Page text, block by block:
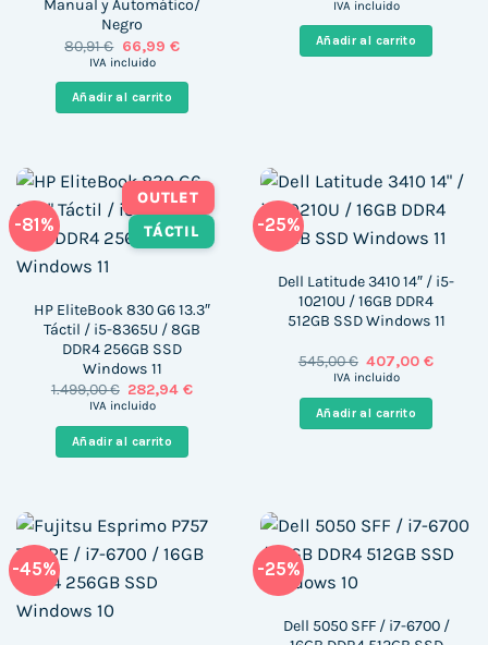
Manual y Automático/
Negro
80,91€ El
precio
era:
80,91 €.
66,99 €El
es:
66,99 €.
IVA incluido
Añadir al carrito
era:
1.363,00 €.
IVA incluido
Añadir al carrito
-81%
OUTLET
TÁCTIL
HP EliteBook 830 G6 13.3″
Táctil / i5-8365U / 8GB
DDR4 256GB SSD
Windows 11
1.499,00€ El
precio
era:
1.499,00 €.
282,94€El
IVA incluido
Añadir al carrito
-25%
Dell Latitude 3410 14″ / i5-
10210U / 16GB DDR4
512GB SSD Windows 11
545,00€ El
precio
era:
545,00 €.
407,00€El
IVA incluido
Añadir al carrito
-45% -25%
Dell 5050 SFF / i7-6700 /